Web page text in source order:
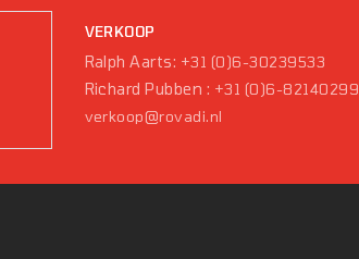
VERKOOP
Ralph Aarts: +31 (0)6-30239533
Richard Pubben : +31 (0)6-82140299
verkoop@rovadi.nl